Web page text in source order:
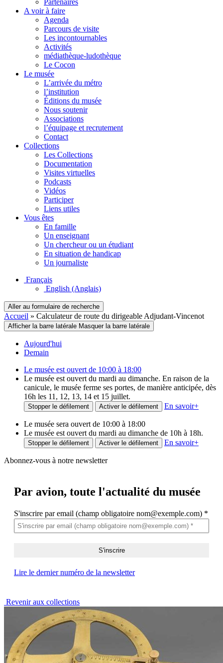
Partenaires
A voir à faire
Agenda
Parcours de visite
Les incontournables
Activités
médiathèque-ludothèque
Le Cocon
Le musée
L’arrivée du métro
l’institution
Éditions du musée
Nous soutenir
Associations
l’équipage et recrutement
Contact
Collections
Les Collections
Documentation
Visites virtuelles
Podcasts
Vidéos
Participer
Liens utiles
Vous êtes
En famille
Un enseignant
Un chercheur ou un étudiant
En situation de handicap
Un journaliste
Français
English (Anglais)
Aller au formulaire de recherche
Accueil » Calculateur de route du dirigeable Adjudant-Vincenot
Afficher la barre latérale Masquer la barre latérale
Aujourd'hui
Demain
Le musée est ouvert de 10:00 à 18:00
Le musée est ouvert du mardi au dimanche. En raison de la
canicule, le musée ferme ses portes, de manière anticipée, dès
16h les 11, 12, 13, 14 et 15 juillet.
Stopper le défilement Activer le défilement En savoir+
Le musée sera ouvert de 10:00 à 18:00
Le musée est ouvert du mardi au dimanche de 10h à 18h.
Stopper le défilement Activer le défilement En savoir+
Abonnez-vous à notre newsletter
Par avion, toute l'actualité du musée
S'inscrire par email (champ obligatoire nom@exemple.com) *
Lire le dernier numéro de la newsletter
Revenir aux collections